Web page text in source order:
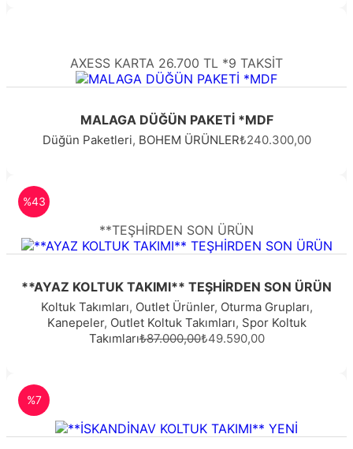
AXESS KARTA 26.700 TL *9 TAKSİT
MALAGA DÜĞÜN PAKETİ *MDF
Düğün Paketleri, BOHEM ÜRÜNLER₺240.300,00
%43
**TEŞHİRDEN SON ÜRÜN
**AYAZ KOLTUK TAKIMI** TEŞHİRDEN SON ÜRÜN
Koltuk Takımları, Outlet Ürünler, Oturma Grupları,
Kanepeler, Outlet Koltuk Takımları, Spor Koltuk
Takımları₺87.000,00₺49.590,00
%7